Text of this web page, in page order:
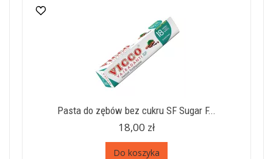
Pasta do zębów bez cukru SF Sugar F...
18,00 zł
Do koszyka